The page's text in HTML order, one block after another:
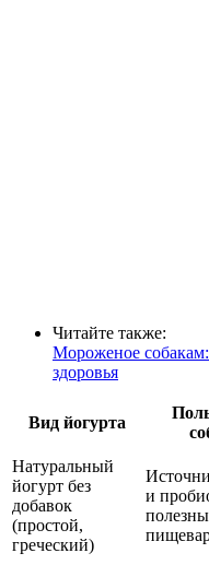
Читайте также:
Мороженое
здоровья
Вид йогурта
Натуральный
йогурт без
добавок
(простой,
греческий)
и